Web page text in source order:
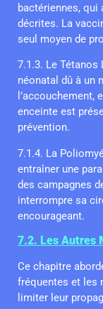
bactériennes,
décrites. La
seul moyen de
7.1.3. Le
néonatal dû à un
l’accouchement,
enceinte est
prévention.
7.1.4. La
entraîner une
des campagnes
interrompre sa
encourageant.
7.2. Les Autres
Ce chapitre
fréquentes et les
limiter leur